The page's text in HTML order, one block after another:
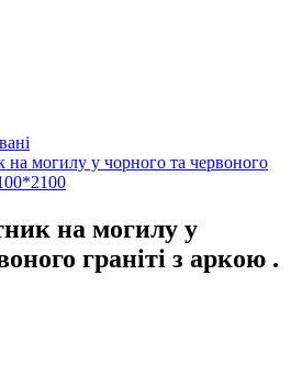
могилу у чорного та червоного
на могилу у
граніті з аркою .